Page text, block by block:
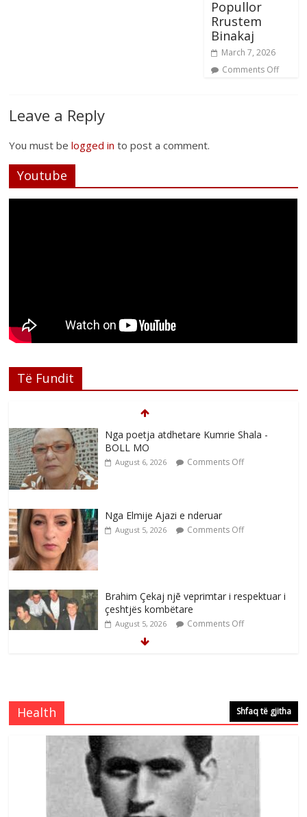
Popullor
Rrustem
Binakaj
March 7, 2026
Comments Off
Leave a Reply
You must belogged in to post a comment.
Youtube
Të Fundit
Nga poetja atdhetare Kumrie Shala -
BOLL MO
August 6, 2026 Comments Off
Nga Elmije Ajazi e nderuar
August 5, 2026 Comments Off
Brahim Çekaj njē veprimtar i respektuar i
çeshtjës kombëtare
August 5, 2026 Comments Off
e invalidëve në Fushë Kosovë
Comments Off
Çlirimtari Agron Gërvalla me takime pune
në atdhe të shoqerisë Levizja
August 3, 2026 Comments Off
Health Shfaq të gjitha